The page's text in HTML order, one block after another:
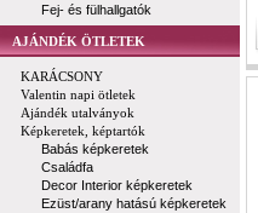
Fej- és fülhallgatók
AJÁNDÉK ÖTLETEK
KARÁCSONY
Valentin napi ötletek
Ajándék utalványok
Képkeretek, képtartók
Babás képkeretek
Családfa
Decor Interior képkeretek
Ezüst/arany hatású képkeretek